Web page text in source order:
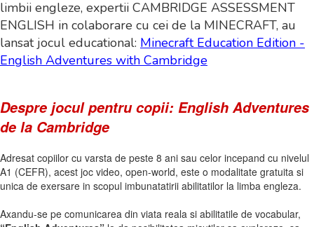
limbii engleze, expertii CAMBRIDGE ASSESSMENT
ENGLISH in colaborare cu cei de la MINECRAFT, au
lansat jocul educational: Minecraft Education Edition -
English Adventures with Cambridge
Despre jocul pentru copii: English Adventures
de la Cambridge
Adresat copiilor cu varsta de peste 8 ani sau celor incepand cu nivelul
A1 (CEFR), acest joc video, open-world, este o modalitate gratuita si
unica de exersare in scopul imbunatatirii abilitatilor la limba engleza.
Axandu-se pe comunicarea din viata reala si abilitatile de vocabular,